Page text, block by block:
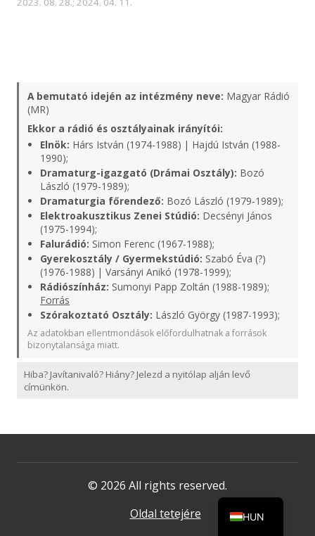
A bemutató idején az intézmény neve: Magyar Rádió
(MR)
Ekkor a rádió és osztályainak irányítói:
Elnök: Hárs István (1974-1988) | Hajdú István (1988-
1990);
Dramaturg-igazgató (Drámai Osztály): Bozó
László (1979-1989);
Dramaturgia főrendező: Bozó László (1979-1989);
Elektroakusztikus Zenei Stúdió: Decsényi János
(1975-1994);
Falurádió: Simon Ferenc (1967-1988);
Gyerekosztály / Gyermekstúdió: Szabó Éva (?)
(1976-1988) | Varsányi Anikó (1978-1999);
Rádiószínház: Sumonyi Papp Zoltán (1988-1989);
Forrás
Szórakoztató Osztály: László György (1987-1993);
Az adatokban ellentmondások előfordulhatnak a források
bizonytalansága miatt.
Hiba? Javítanivaló? Hiány? Jelezd a nyitólap alján levő
címünkön.
© 2026 All rights reserved.
Oldal tetejére
HUN